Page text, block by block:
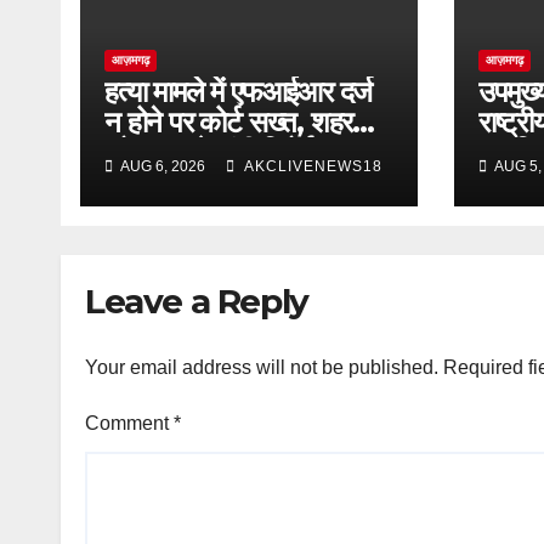
आज़मगढ़
हत्या मामले में एफआईआर दर्ज
न होने पर कोर्ट सख्त, शहर
कोतवाल से मांगी रिपोर्ट
AUG 6, 2026 AKCLIVENEWS18
आज़मगढ़
AUG
Leave a Reply
Your email address will not be published. Required
Comment*